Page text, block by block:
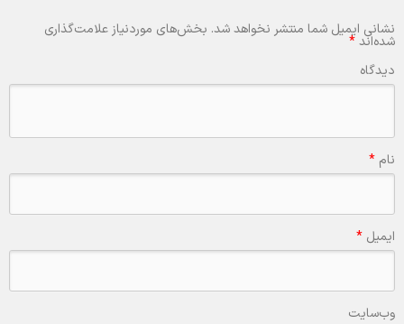
نشانی ایمیل شما منتشر نخواهد شد. بخش‌های موردنیاز علامت‌گذاری
شده‌اند*
دیدگاه
نام *
ایمیل *
وب‌سایت